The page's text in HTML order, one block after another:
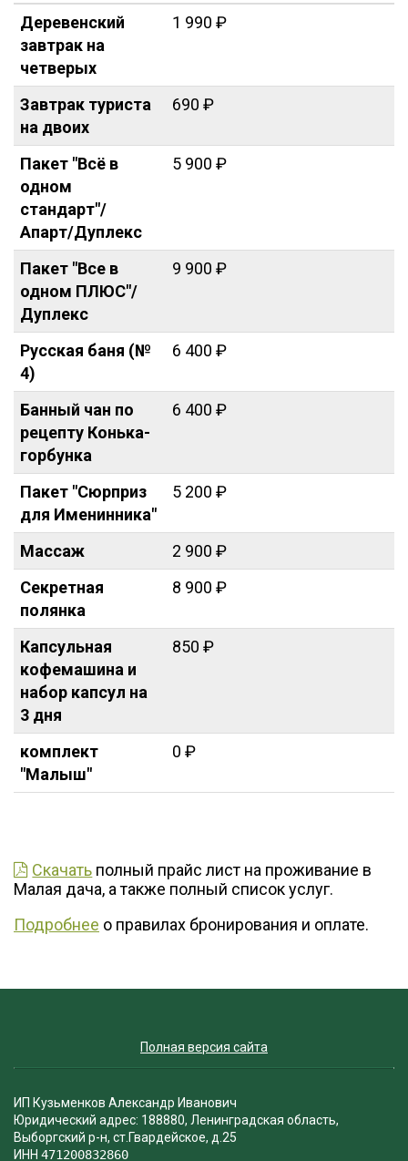
Деревенский
завтрак на
четверых
1 990 ₽
Завтрак туриста
на двоих
690 ₽
Пакет "Всё в
одном
стандарт"/
Апарт/Дуплекс
5 900 ₽
Пакет "Все в
одном ПЛЮС"/
Дуплекс
9 900 ₽
Русская баня (№
4)
6 400 ₽
Банный чан по
рецепту Конька-
горбунка
6 400 ₽
Пакет "Сюрприз
для Именинника"
5 200 ₽
Массаж
2 900 ₽
Секретная
полянка
8 900 ₽
Капсульная
кофемашина и
набор капсул на
3 дня
850 ₽
комплект
"Малыш"
0 ₽
Скачать полный прайс лист на проживание в
Малая дача, а также полный список услуг.
Подробнее о правилах бронирования и оплате.
Полная версия сайта
ИП Кузьменков Александр Иванович
Юридический адрес: 188880, Ленинградская область,
Выборгский р-н, ст.Гвардейское, д.25
ИНН 471200832860